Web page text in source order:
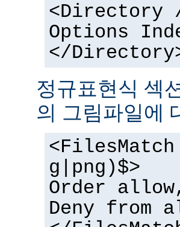
<Directory
Options
</
정규표현식 섹
의 그림파일에
g|png)$>
Order
Deny from